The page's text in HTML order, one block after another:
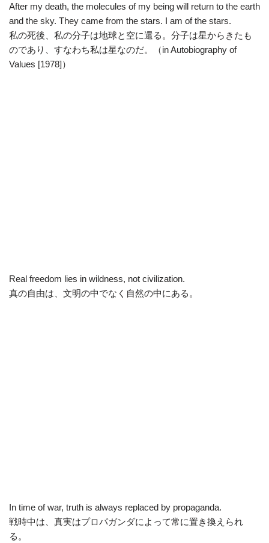
After my death, the molecules of my being will return to the earth
and the sky. They came from the stars. I am of the stars.
私の死後、私の分子は地球と空に還る。分子は星からきたも
のであり、すなわち私は星なのだ。（in Autobiography of
Values [1978]）
Real freedom lies in wildness, not civilization.
真の自由は、文明の中でなく自然の中にある。
In time of war, truth is always replaced by propaganda.
戦時中は、真実はプロパガンダによって常に置き換えられ
る。